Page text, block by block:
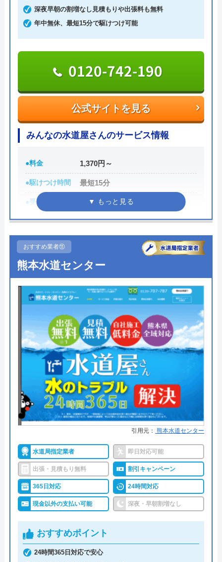
Googleクチコミを見る
公式サイトを見る
0968-68-5447
中央設備工業株式会社の基本情報
代表者 山本 翼
創業・設立 昭和42年(1967年)11月
所在地
〒864-0021
熊本県荒尾市一部2157番地4
対応エリア
on
※クチコミの内容について
山本司
3 年前
Googleクチコミを見る
深夜早朝の割増なし見積もりや出張料も無料
年中無休、最短15分で駆けつけ可能
公式サイトを見る
0120-742-190
みんなの水道屋さんのサービス情報
●料金 1,370円～
●駆けつけ時間 最短15分
●受付時間 24時間
●定休日 年中無休
●累計実績
数多くの病院メンテナンスに関わ
みんなの水道屋さんがおすすめの理由
みんなの水道屋さんは、基本料金1,370円から水道修
理を行っている水道局指定業者です。年中無休で受
け付けしており、最短15分で駆けつけてくれます。
病院メンテナンスにも携わっており、専門知識や技
術への信頼性が高いです。
事前見積もりを徹底しており、金額に納得してから
作業を依頼できます。早朝・深夜の料金割増はな
く、見積もりや出張料も無料なので、急なトラブル
でも気兼ねなく相談可能です。また、見積もり時に
「Webを見た」と申告すると、Web割で20%割引に
なります。
支払い方法にコンビニ後払いも選べるので、急な出
レジットカード払いや楽天ペイも利用でき、都合の
良い方法で支払えます。
おすすめ業者⑪
熊本水道センター
引用元： 熊本水道センター
水道局指定業者 即日対応可能
出張・見積もり無料 割引キャンペーン
365日対応 24時間対応
現金以外の支払い可能 深夜・早朝割増なし
おすすめポイント
24時間365日対応で安心